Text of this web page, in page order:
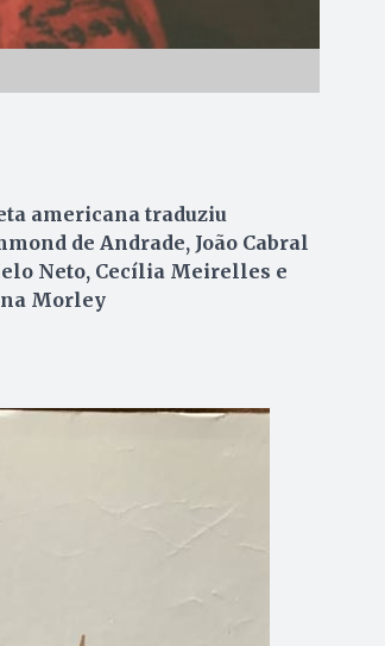
americana traduziu
de Andrade, João Cabral
Neto, Cecília Meirelles e
Morley